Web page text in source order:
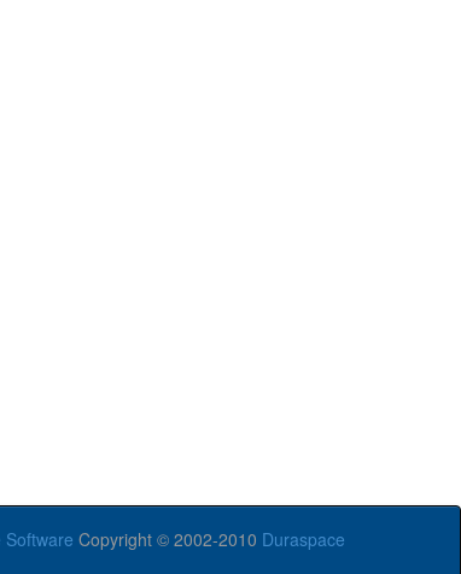
Software Copyright © 2002-2010 Duraspace